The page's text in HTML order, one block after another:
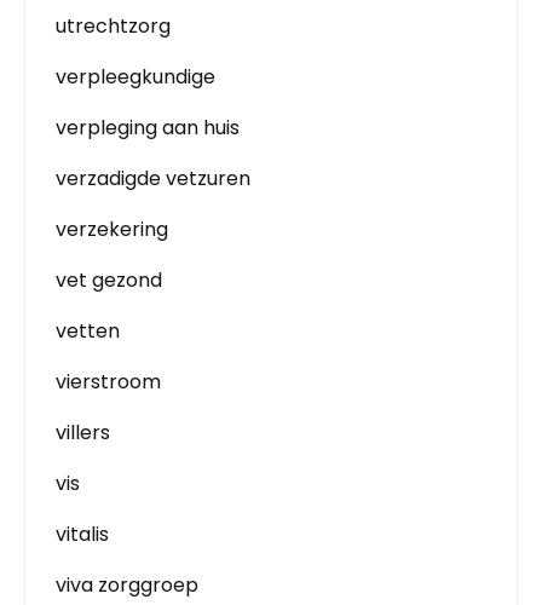
utrechtzorg
verpleegkundige
verpleging aan huis
verzadigde vetzuren
verzekering
vet gezond
vetten
vierstroom
villers
vis
vitalis
viva zorggroep